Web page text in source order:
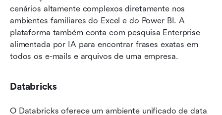
cenários altamente complexos diretamente nos
ambientes familiares do Excel e do Power BI. A
plataforma também conta com pesquisa Enterprise
alimentada por IA para encontrar frases exatas em
todos os e-mails e arquivos de uma empresa.
Databricks
O Databricks oferece um ambiente unificado de data